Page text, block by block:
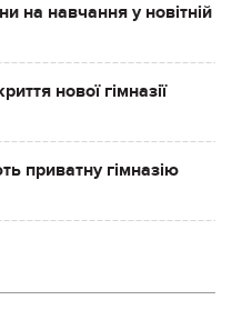
на навчання у новітній
нової гімназії
приватну гімназію